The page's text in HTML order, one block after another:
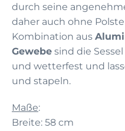
durch seine
daher auch ohne
Kombination aus
Gewebe sind die
und wetterfest und
und stapeln.
Maße:
Breite: 58 cm